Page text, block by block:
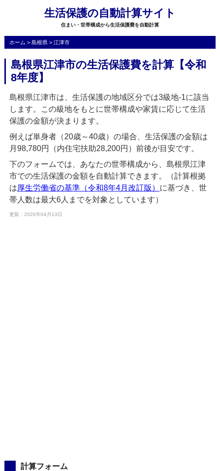
生活保護の自動計算サイト
住まい・世帯構成から生活保護費を自動計算
ホーム > 島根県> 江津市
島根県江津市の生活保護費を計算【令和
8年度】
島根県江津市は、生活保護の地域区分では3級地-1に該当
します。この級地をもとに世帯構成や家賃に応じて生活
保護の金額が決まります。
例えば単身者（20歳～40歳）の場合、生活保護の金額は
月98,780円（内住宅扶助28,200円）前後が目安です。
下のフォームでは、あなたの世帯構成から、島根県江津
市での生活保護の金額を自動計算できます。（計算根拠
は厚生労働省の基準（令和8年4月改訂版） に基づき、世
帯人数は最大6人までを対象としています）
更新：2026年04月13日
計算フォーム